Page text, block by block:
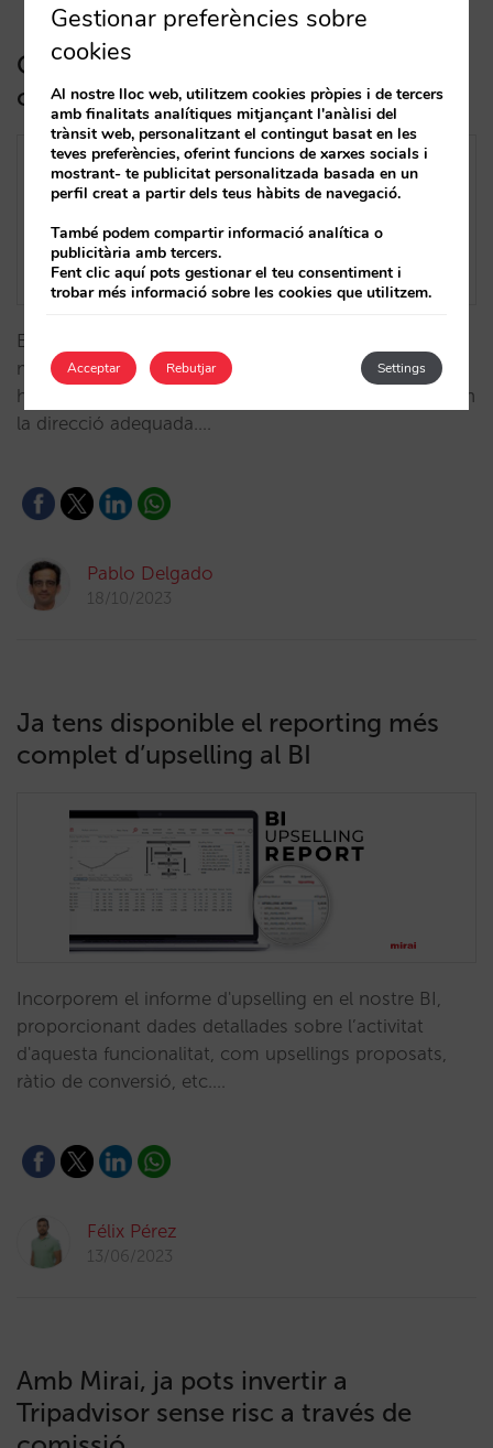
Com avaluar el rendiment del teu
canal directe
Estàs segur d’estar utilitzant els KPI apropiats per
mesurar la teva venda directa? Descobreix com fer-
ho correctament, interpretar els resultats i avançar en
la direcció adequada.…
Pablo Delgado
18/10/2023
Ja tens disponible el reporting més
complet d’upselling al BI
Incorporem el informe d'upselling en el nostre BI,
proporcionant dades detallades sobre l’activitat
d'aquesta funcionalitat, com upsellings proposats,
ràtio de conversió, etc.…
Félix Pérez
13/06/2023
Amb Mirai, ja pots invertir a
Tripadvisor sense risc a través de
Gestionar preferències sobre
cookies
Al nostre lloc web, utilitzem cookies pròpies i de tercers
amb finalitats analítiques mitjançant l'anàlisi del
trànsit web, personalitzant el contingut basat en les
teves preferències, oferint funcions de xarxes socials i
mostrant- te publicitat personalitzada basada en un
perfil creat a partir dels teus hàbits de navegació.
També podem compartir informació analítica o
publicitària amb tercers.
Fent clic aquí pots gestionar el teu consentiment i
trobar més informació sobre les cookies que utilitzem.
Acceptar Settings
Rebutjar